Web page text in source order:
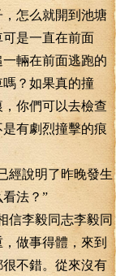
怎么就開到池塘
是一直在前面
輛在前面逃跑的
？如果真的撞
你們可以去檢查
有劇烈撞擊的痕
經說明了昨晚發生
法？”
李毅同志李毅同
做事得體，來到
不錯。從來沒有